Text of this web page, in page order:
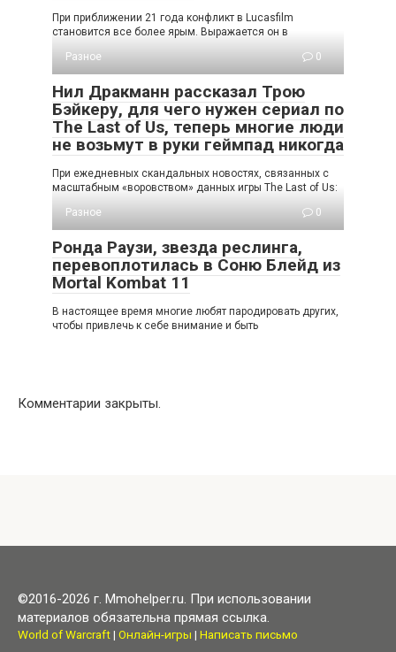
При приближении 21 года конфликт в Lucasfilm
становится все более ярым. Выражается он в
Разное
0
Нил Дракманн рассказал Трою
Бэйкеру, для чего нужен сериал по
The Last of Us, теперь многие люди
не возьмут в руки геймпад никогда
При ежедневных скандальных новостях, связанных с
масштабным «воровством» данных игры The Last of Us:
Разное
0
Ронда Раузи, звезда реслинга,
перевоплотилась в Соню Блейд из
Mortal Kombat 11
В настоящее время многие любят пародировать других,
чтобы привлечь к себе внимание и быть
Комментарии закрыты.
©2016-2026 г. Mmohelper.ru. При использовании
материалов обязательна прямая ссылка.
World of Warcraft| Онлайн-игры | Написать письмо